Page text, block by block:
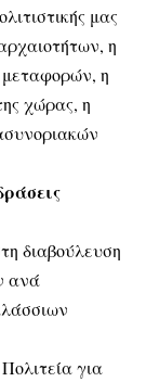
μας
η
η
χώρας, η
διαβούλευση
ανά
για